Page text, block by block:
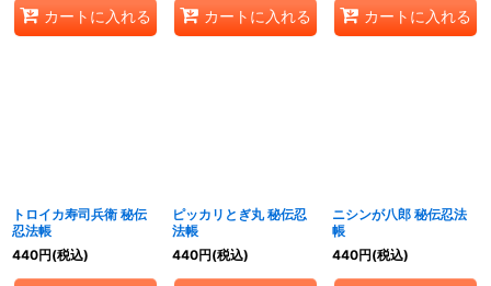
カートに入れる カートに入れる カートに入れる
トロイカ寿司兵衛 秘伝
忍法帳
440円(税込)
ピッカリとぎ丸 秘伝忍
法帳
440円(税込)
ニシンが八郎 秘伝忍法
帳
440円(税込)